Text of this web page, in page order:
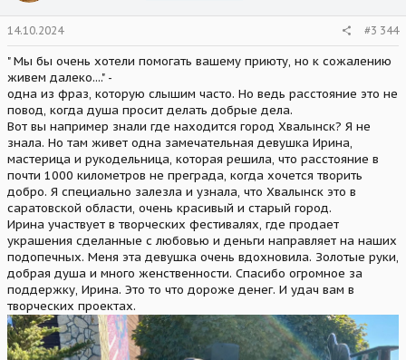
s
:
14.10.2024 #3 344
" Мы бы очень хотели помогать вашему приюту, но к сожалению
живем далеко...." -
одна из фраз, которую слышим часто. Но ведь расстояние это не
повод, когда душа просит делать добрые дела.
Вот вы например знали где находится город Хвалынск? Я не
знала. Но там живет одна замечательная девушка Ирина,
мастерица и рукодельница, которая решила, что расстояние в
почти 1000 километров не преграда, когда хочется творить
добро. Я специально залезла и узнала, что Хвалынск это в
саратовской области, очень красивый и старый город.
Ирина участвует в творческих фестивалях, где продает
украшения сделанные с любовью и деньги направляет на наших
подопечных. Меня эта девушка очень вдохновила. Золотые руки,
добрая душа и много женственности. Спасибо огромное за
поддержку, Ирина. Это то что дороже денег. И удач вам в
творческих проектах.